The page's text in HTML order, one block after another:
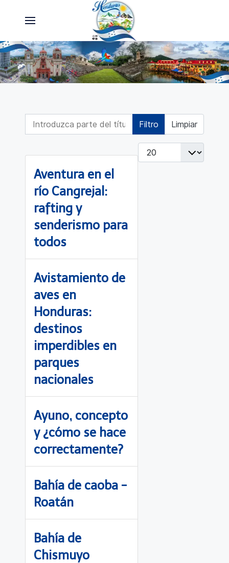
Introduzca parte del título Filtro Limpiar
Cantidad
Aventura en el
río Cangrejal:
rafting y
senderismo para
todos
Avistamiento de
aves en
Honduras:
destinos
imperdibles en
parques
nacionales
Ayuno, concepto
y ¿cómo se hace
correctamente?
Bahía de caoba -
Roatán
Bahía de
Chismuyo